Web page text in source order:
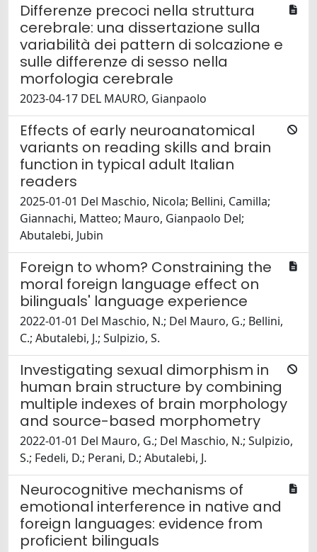
Differenze precoci nella struttura
cerebrale: una dissertazione sulla
variabilità dei pattern di solcazione e
sulle differenze di sesso nella
morfologia cerebrale
2023-04-17 DEL MAURO, Gianpaolo
Effects of early neuroanatomical
variants on reading skills and brain
function in typical adult Italian
readers
2025-01-01 Del Maschio, Nicola; Bellini, Camilla;
Giannachi, Matteo; Mauro, Gianpaolo Del;
Abutalebi, Jubin
Foreign to whom? Constraining the
moral foreign language effect on
bilinguals' language experience
2022-01-01 Del Maschio, N.; Del Mauro, G.; Bellini,
C.; Abutalebi, J.; Sulpizio, S.
Investigating sexual dimorphism in
human brain structure by combining
multiple indexes of brain morphology
and source-based morphometry
2022-01-01 Del Mauro, G.; Del Maschio, N.; Sulpizio,
S.; Fedeli, D.; Perani, D.; Abutalebi, J.
Neurocognitive mechanisms of
emotional interference in native and
foreign languages: evidence from
proficient bilinguals